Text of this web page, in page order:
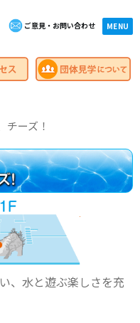
ご意見・お問い合わせ MENU
×close
ーズ！
、水と遊ぶ楽しさを充